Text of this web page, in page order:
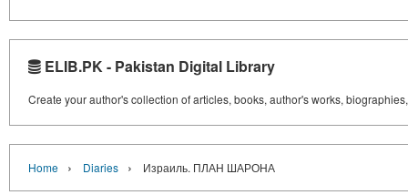
ELIB.PK - Pakistan Digital Library
Create your author's collection of articles, books, author's works,
Home › Diaries › Израиль. ПЛАН ШАРОНА